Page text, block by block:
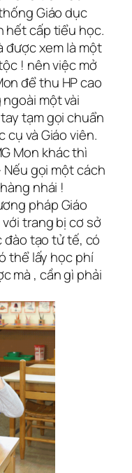
Giáo dục
hết cấp tiểu học.
được xem là một
! nên việc mở
để thu HP cao
một vài
tạm gọi chuẩn
cụ và Giáo viên.
Mon khác thì
gọi một cách
nhái !
pháp Giáo
trang bị cơ sở
tạo tử tế, có
thể lấy học phí
mà , cần gì phải